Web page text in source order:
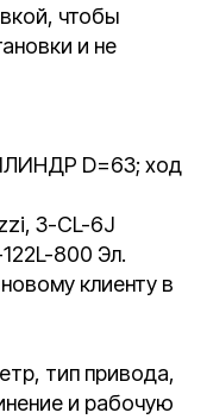
чтобы
и не
D=63; ход
3-CL-6J
800 Эл.
клиенту в
тип привода,
и рабочую